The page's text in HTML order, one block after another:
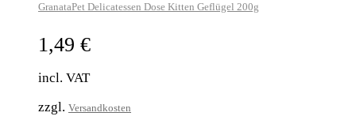
GranataPet Delicatessen Dose Kitten Geflügel 200g
1,49 €
incl. VAT
zzgl. Versandkosten